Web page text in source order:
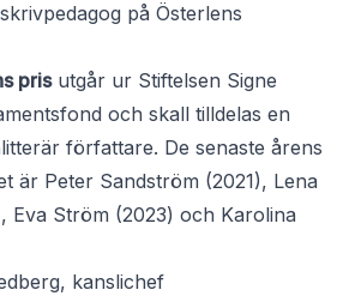
på Österlens
prisutgår ur Stiftelsen Signe
och skall tilldelas en
författare. De senaste årens
är Peter Sandström (2021), Lena
Eva Ström (2023) och Karolina
kanslichef